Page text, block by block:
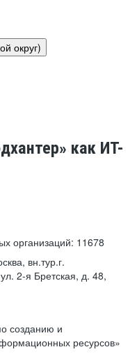
округ)
как ИТ-
организаций: 11678
вн.тур.г.
2-я Бретская, д. 48,
созданию и
ресурсов»